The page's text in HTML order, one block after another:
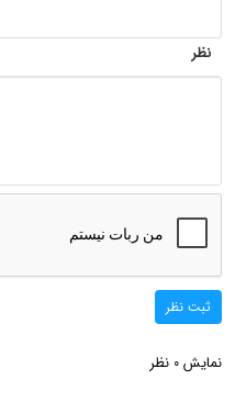
نظر
ثبت نظر
نمایش 0 نظر